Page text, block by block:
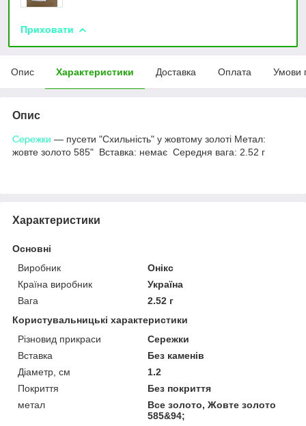
Приховати
Опис Характеристики Доставка Оплата Умови
Опис
Сережки — пусети "Схильність" у жовтому золоті Метал:
жовте золото 585" Вставка: немає Середня вага: 2.52 г
Характеристики
Основні
Виробник
Онікс
Країна виробник
Україна
Вага
2.52 г
Користувальницькі характеристики
Різновид прикраси
Сережки
Вставка
Без каменів
Діаметр, см
1.2
Покриття
Без покриття
метал
Все золото, Жовте золото
585&94;